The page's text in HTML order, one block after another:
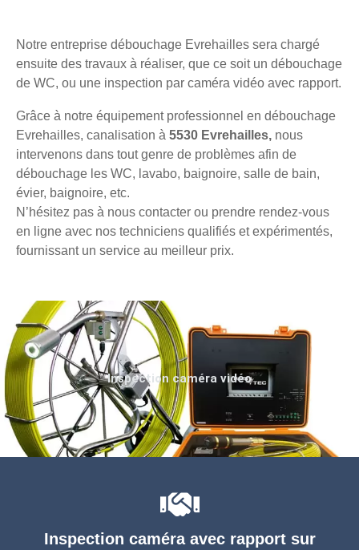
Notre entreprise débouchage Evrehailles sera chargé
ensuite des travaux à réaliser, que ce soit un débouchage
de WC, ou une inspection par caméra vidéo avec rapport.
Grâce à notre équipement professionnel en débouchage
Evrehailles, canalisation à 5530 Evrehailles, nous
intervenons dans tout genre de problèmes afin de
débouchage les WC, lavabo, baignoire, salle de bain,
évier, baignoire, etc.
N’hésitez pas à nous contacter ou prendre rendez-vous
en ligne avec nos techniciens qualifiés et expérimentés,
fournissant un service au meilleur prix.
Inspection caméra avec rapport sur
Inspection caméra vidéo